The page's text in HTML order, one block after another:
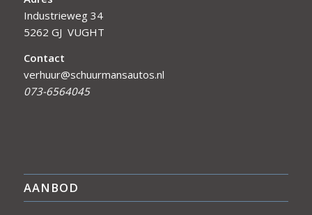
Industrieweg 34
5262 GJ VUGHT
Contact
verhuur@schuurmansautos.nl
073-6564045
AANBOD